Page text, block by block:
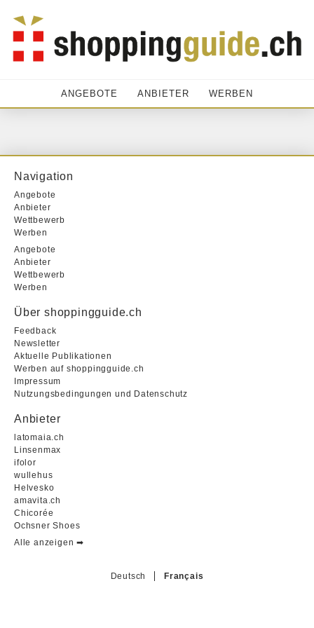
ANGEBOTE ANBIETER WERBEN
Navigation
Angebote
Anbieter
Wettbewerb
Werben
Angebote
Anbieter
Wettbewerb
Werben
Über shoppingguide.ch
Feedback
Newsletter
Aktuelle Publikationen
Werben auf shoppingguide.ch
Impressum
Nutzungsbedingungen und Datenschutz
Anbieter
latomaia.ch
Linsenmax
ifolor
wullehus
Helvesko
amavita.ch
Chicorée
Ochsner Shoes
Alle anzeigen ➡︎
Deutsch Français